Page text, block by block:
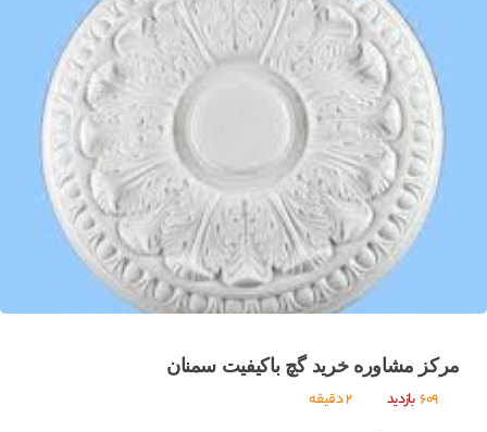
مرکز مشاوره خرید گچ باکیفیت سمنان
609بازدید 2 دقیقه